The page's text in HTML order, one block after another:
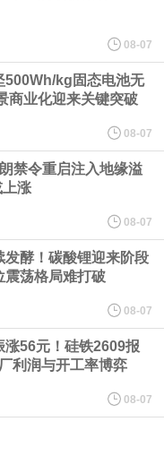
时间5日发布报告称，美国海军
Trump-class）战列舰，从研发
，为美国有史以来最昂贵的水
估算，首舰造价约234亿美元，
大单周涨幅。油价走弱为金价提
就业数据，以寻找美国利率前
辛普森表示，中东和平前景改善
从此前持续数周、位于4000美
08-07
500Wh/kg固态电池无
商业化迎来关键突破
08-07
禁令重启注入地缘溢
涨
08-07
发酵！碳酸锂迎来阶段
震荡格局难打破
08-07
涨56元！硅铁2609报
利润与开工率博弈
08-07